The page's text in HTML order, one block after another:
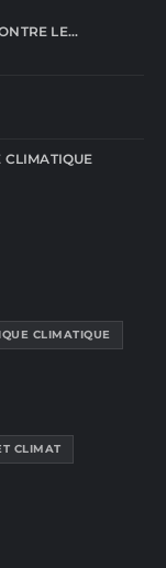
LE…
CLIMATIQUE
CLIMATIQUE
CLIMAT